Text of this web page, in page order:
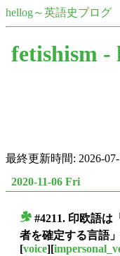
hellog～英語史ブログ
fetishism -
最終更新時間: 2026-
2020-11-06 Fri
#4211. 印欧語は
者を確定する言語
[voice][